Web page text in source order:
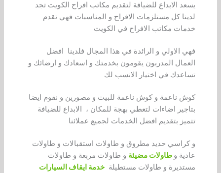
يسعد الابداع للضيافة لتقديم مكاتب افراح الكويت تجد
لدينا كل مستلزمات الافراح و المناسبات فهي تقدم
خدمات مكاتب الافراح في الكويت
فهي الاولي و الرائدة في هذا المجال فلدينا افضل
العمال المدربون يقومون بخدمتك و اسعادك و ارضائك و
تساعدك في اختيار الانسب لك
كوش ناعمة و كوش ناعمة للبيت و مصورين و نقوم ايضا
بتاجير اضاءات لتعطي بهجة للمكان ، الابداع للضيافة
تتميز بتقديم افضل الخدمات لجميع عملائنا
و كراسي حديد مطروق و طاولات استقبالات و طاولات
عادية و طاولات مضيئة و طاولات مربعة و طاولات
مستديرة و طاولات مستطيلةخدمة ايقاف السيارات